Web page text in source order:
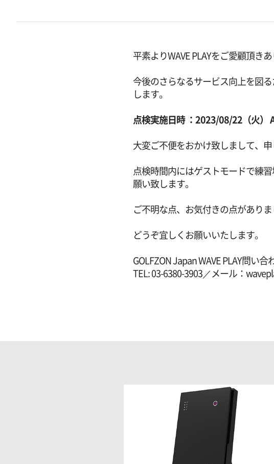
平素よりWAVE PLAYをご愛顧頂き
今後のさらなるサービス向上を図
します。
点検実施日時 ：2023/08/22（火）
大変ご不便をおかけ致しまして、
点検時間内にはゲストモードで練
願い致します。
ご不明な点、お気付きの点がありま
どうぞ宜しくお願いいたします。
GOLFZON Japan WAVE PLAY問い合
TEL: 03-6380-3903／メール：